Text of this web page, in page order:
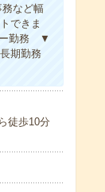
など幅
できま
勤務 ▼
期勤務
徒歩10分